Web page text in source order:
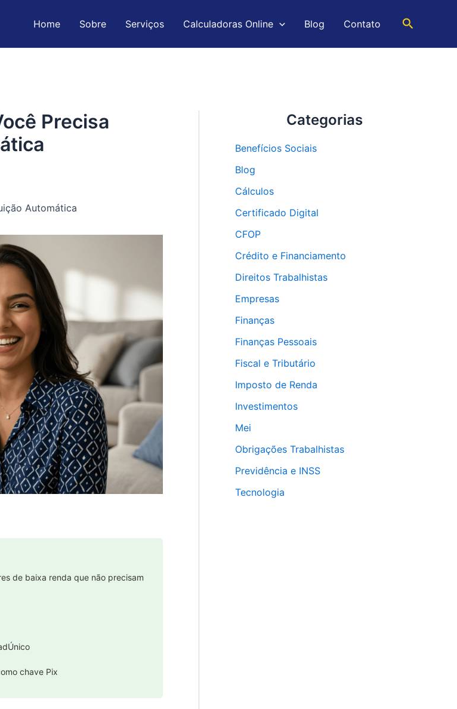
Home Sobre Serviços Calculadoras Online Blog Contato Pesquisar
Precisa
Automática
de baixa renda que não precisam
chave Pix
Categorias
Benefícios Sociais
Blog
Cálculos
Certificado Digital
CFOP
Crédito e Financiamento
Direitos Trabalhistas
Empresas
Finanças
Finanças Pessoais
Fiscal e Tributário
Imposto de Renda
Investimentos
Mei
Obrigações Trabalhistas
Previdência e INSS
Tecnologia